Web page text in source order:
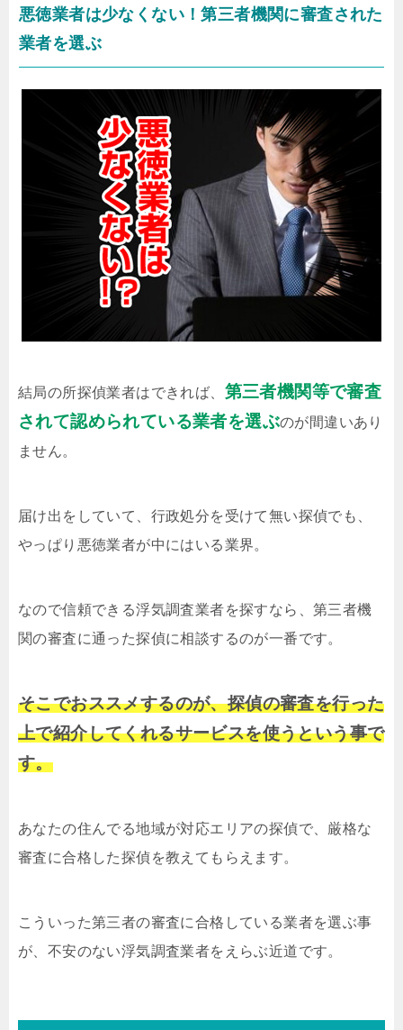
悪徳業者は少なくない！第三者機関に審査された
業者を選ぶ
結局の所探偵業者はできれば、 第三者機関等で審査
されて認められている業者を選ぶのが間違いあり
ません。
届け出をしていて、行政処分を受けて無い探偵でも、
やっぱり悪徳業者が中にはいる業界。
なので信頼できる浮気調査業者を探すなら、第三者機
関の審査に通った探偵に相談するのが一番です。
そこでおススメするのが、探偵の審査を行った
上で紹介してくれるサービスを使うという事で
す。
あなたの住んでる地域が対応エリアの探偵で、厳格な
審査に合格した探偵を教えてもらえます。
こういった第三者の審査に合格している業者を選ぶ事
が、不安のない浮気調査業者をえらぶ近道です。